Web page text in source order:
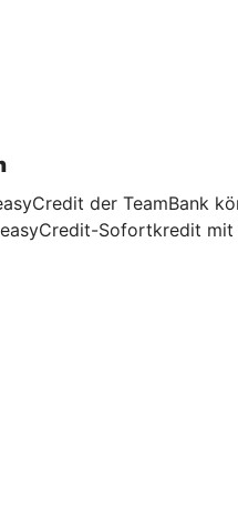
der TeamBank
Sofortkredit